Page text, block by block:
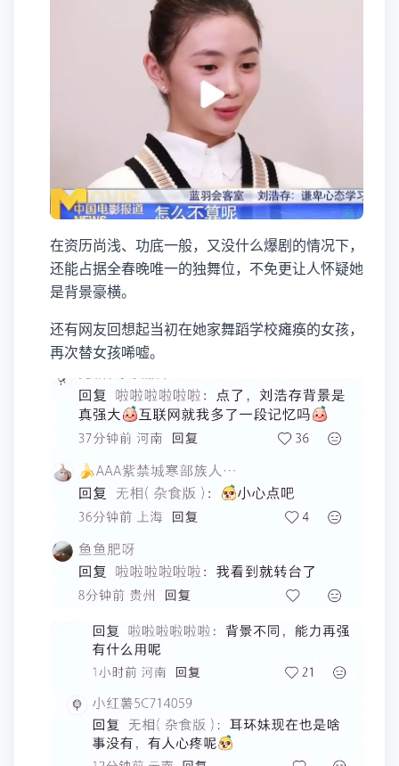
在资历尚浅、功底一般，又没什么爆剧的情况下，
还能占据全春晚唯一的独舞位，不免更让人怀疑她
是背景豪横。
还有网友回想起当初在她家舞蹈学校瘫痪的女孩，
再次替女孩唏嘘。